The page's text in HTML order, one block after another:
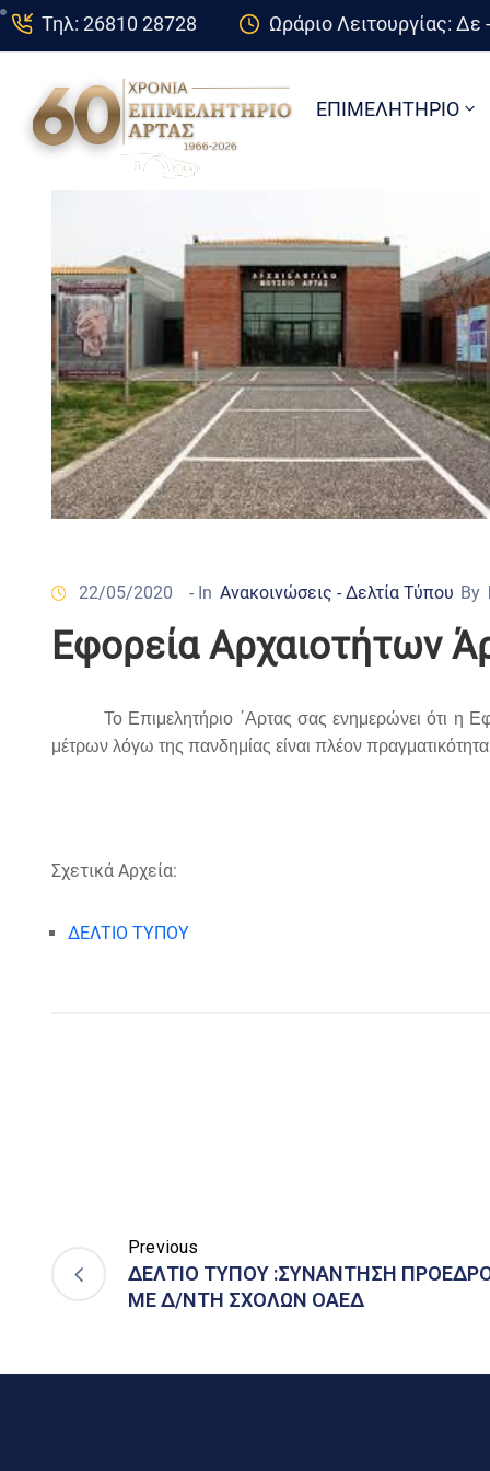
Τηλ: 26810 28728 Ωράριο Λειτουργίας:
ΕΠΙΜΕΛΗΤΗΡΙΟ
22/05/2020 - In Ανακοινώσεις - Δελτία Τύπου By
Εφορεία Αρχαιοτήτων
Το Επιμελητήριο ΄Αρτας σας ενημερώνει ότι η
μέτρων λόγω της πανδημίας είναι πλέον
Σχετικά Αρχεία:
ΔΕΛΤΙΟ ΤΥΠΟΥ
Previous
ΔΕΛΤΙΟ ΤΥΠΟΥ :ΣΥΝΑΝΤΗΣΗ
ΜΕ Δ/ΝΤΗ ΣΧΟΛΩΝ ΟΑΕΔ